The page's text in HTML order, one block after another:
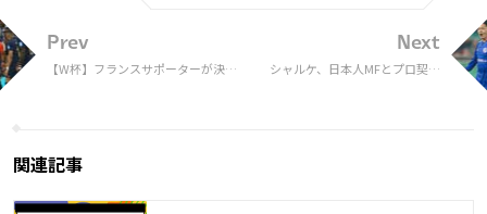
Prev
【W杯】フランスサポーターが決
Next
シャルケ、日本人MFとプロ契約
関連記事